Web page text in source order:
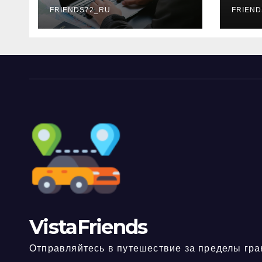
FRIENDS72_RU
VistaFriends
Отправляйтесь в путешествие за пределы